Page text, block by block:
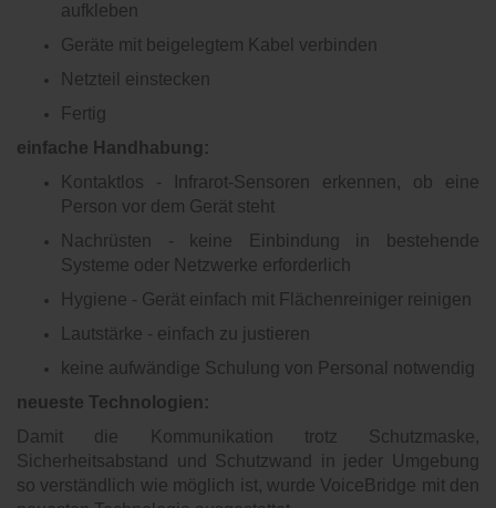
aufkleben
Geräte mit beigelegtem Kabel verbinden
Netzteil einstecken
Fertig
einfache Handhabung:
Kontaktlos -
Infrarot-Sensoren erkennen, ob eine
Person vor dem Gerät steht
Nachrüsten - keine Einbindung in bestehende
Systeme oder Netzwerke erforderlich
Hygiene - Gerät einfach mit Flächenreiniger reinigen
Lautstärke - einfach zu justieren
keine aufwändige Schulung von Personal notwendig
neueste Technologien:
Damit die Kommunikation trotz Schutzmaske,
Sicherheitsabstand und Schutzwand in jeder Umgebung
so verständlich wie möglich ist, wurde VoiceBridge mit den